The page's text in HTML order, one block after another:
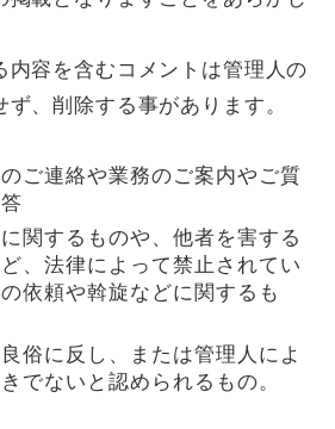
内容を含むコメントは管理人の
、削除する事があります。
ご連絡や業務のご案内やご質
関するものや、他者を害する
、法律によって禁止されてい
依頼や斡旋などに関するも
俗に反し、または管理人によ
でないと認められるもの。